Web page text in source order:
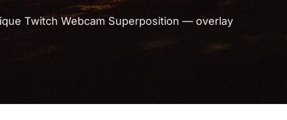
Twitch Webcam Superposition — overlay